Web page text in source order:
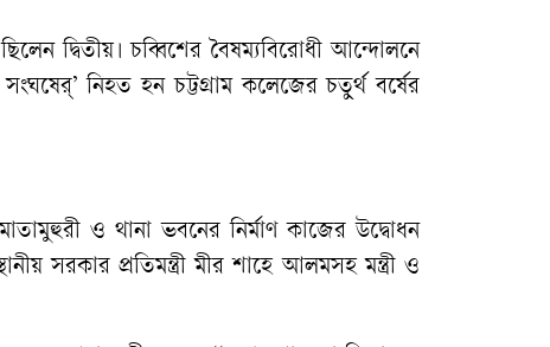
দ্বিতীয়। চব্বিশের বৈষম্যবিরোধী আন্দোলনে
নিহত হন চট্টগ্রাম কলেজের চতুর্থ বর্ষের
ও থানা ভবনের নির্মাণ কাজের উদ্বোধন
সরকার প্রতিমন্ত্রী মীর শাহে আলমসহ মন্ত্রী ও